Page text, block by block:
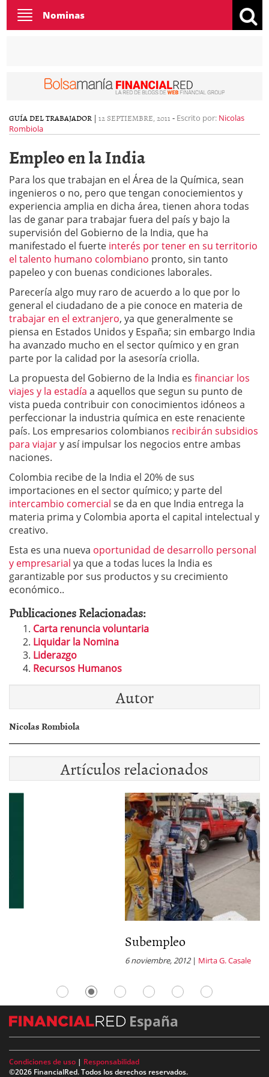
Toggle
navigation
Nominas
GUÍA DEL TRABAJADOR | 12 SEPTIEMBRE, 2011 - Escrito por: Nicolas
Rombiola
Empleo en la India
Para los que trabajan en el Área de la Química, sean
ingenieros o no, pero que tengan conociemientos y
experiencia amplia en dicha área, tienen ahora todas
las de ganar para trabajar fuera del país y bajo la
supervisión del Gobierno de la India, que ha
manifestado el fuerte interés por tener en su territorio
el talento humano colombiano pronto, sin tanto
papeleo y con buenas condiciones laborales.
Parecería algo muy raro de acuerdo a lo que por lo
general el ciudadano de a pie conoce en materia de
trabajar en el extranjero, ya que generalmente se
piensa en Estados Unidos y España; sin embargo India
ha avanzado mucho en el sector químico y en gran
parte por la calidad por la asesoría criolla.
La propuesta del Gobierno de la India es financiar los
viajes y la estadía a aquellos que segun su punto de
vista pueda contribuir con conocimientos idóneos a
perfeccionar la industria química en este renaciente
país. Los empresarios colombianos recibirán subsidios
para viajary así impulsar los negocios entre ambas
naciones.
Colombia recibe de la India el 20% de sus
importaciones en el sector químico; y parte del
intercambio comercial se da en que India entrega la
materia prima y Colombia aporta el capital intelectual y
creativo.
Esta es una nueva oportunidad de desarrollo personal
y empresarial ya que a todas luces la India es
garantizable por sus productos y su crecimiento
económico..
Publicaciones Relacionadas:
Carta renuncia voluntaria
Liquidar la Nomina
Liderazgo
Recursos Humanos
Autor
Nicolas Rombiola
Artículos relacionados
Mirta G. Casale
España
Condiciones de uso | Responsabilidad
©2026 FinancialRed. Todos los derechos reservados.